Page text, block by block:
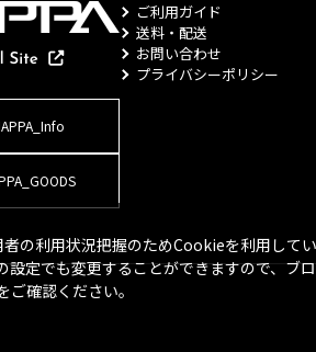
ご利用ガイド
送料・配送
お問い合わせ
プライバシーポリシー
の利用状況把握のためCookieを利用してい
定でも変更することができますので、ブ
ご確認ください。